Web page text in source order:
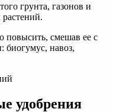
грунта, газонов и
повысить, смешав ее с
биогумус, навоз,
удобрения